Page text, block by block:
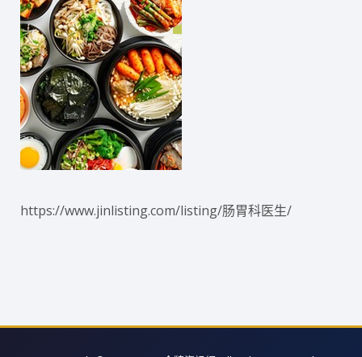
https://www.jinlisting.com/listing/肠胃科医生/